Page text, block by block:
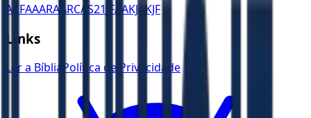
ACFAAARA ARCAS21 JFAAKJAKJF
Links
Ler a Bíblia Política de Privacidade